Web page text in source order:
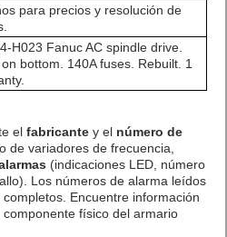
para precios y resolución de
H023 Fanuc AC spindle drive.
bottom. 140A fuses. Rebuilt. 1
el fabricantey el número de
de variadores de frecuencia,
(indicaciones LED, número
Los números de alarma leídos
Encuentre información
físico del armario